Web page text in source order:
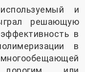
и
решающую
в
в
многообещающей